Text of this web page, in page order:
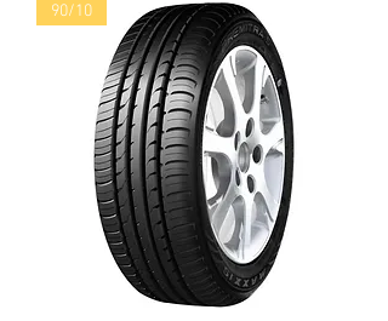
90/10